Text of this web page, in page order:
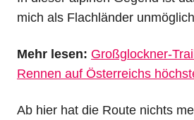
mich als Flachländer
Mehr lesen: Großglockner-
Rennen auf Österreichs
Ab hier hat die Route nichts